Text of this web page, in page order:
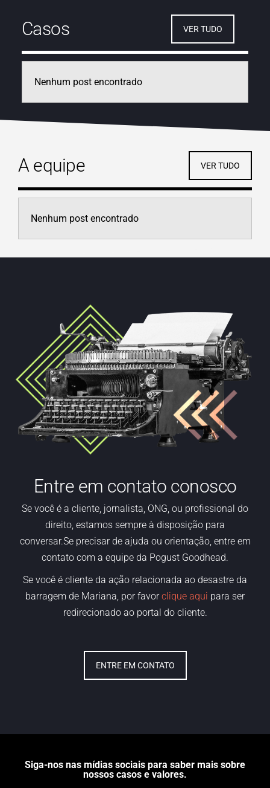
Casos VER TUDO
Nenhum post encontrado
A equipe VER TUDO
Nenhum post encontrado
Entre em contato conosco
Se você é a cliente, jornalista, ONG ou profissional do
direito, estamos sempre à disposição para
conversar.Se precisar de ajuda ou orientação, entre em
contato com a equipe da Pogust Goodhead.
Se você é cliente da ação relacionada ao desastre da
barragem de Mariana, por favorclique aqui para ser
redirecionado ao portal do cliente.
ENTRE EM CONTATO
Siga-nos nas mídias sociais para saber mais sobre
nossos casos e valores.